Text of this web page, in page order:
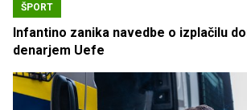
ŠPORT
Infantino zanika navedbe o izplačilu
denarjem Uefe